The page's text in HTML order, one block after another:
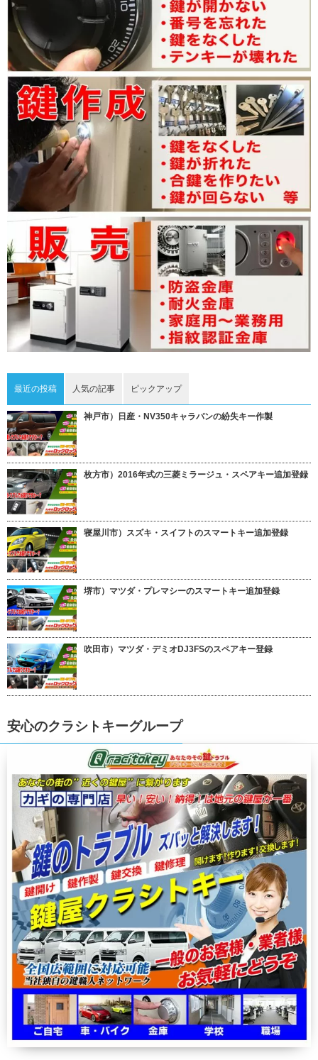
最近の投稿 人気の記事 ピックアップ
神戸市）日産・NV350キャラバンの紛失キー作製
枚方市）2016年式の三菱ミラージュ・スペアキー追加登録
寝屋川市）スズキ・スイフトのスマートキー追加登録
堺市）マツダ・プレマシーのスマートキー追加登録
吹田市）マツダ・デミオDJ3FSのスペアキー登録
安心のクラシトキーグループ